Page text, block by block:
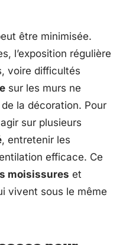
être minimisée.
l’exposition régulière
voire difficultés
sur les murs ne
la décoration. Pour
sur plusieurs
, entretenir les
efficace. Ce
moisissures et
vivent sous le même